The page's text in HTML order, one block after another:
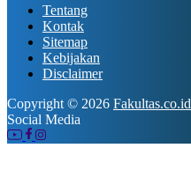
Tentang
Kontak
Sitemap
Kebijakan
Disclaimer
Copyright © 2026 Fakultas.co.id
Social Media